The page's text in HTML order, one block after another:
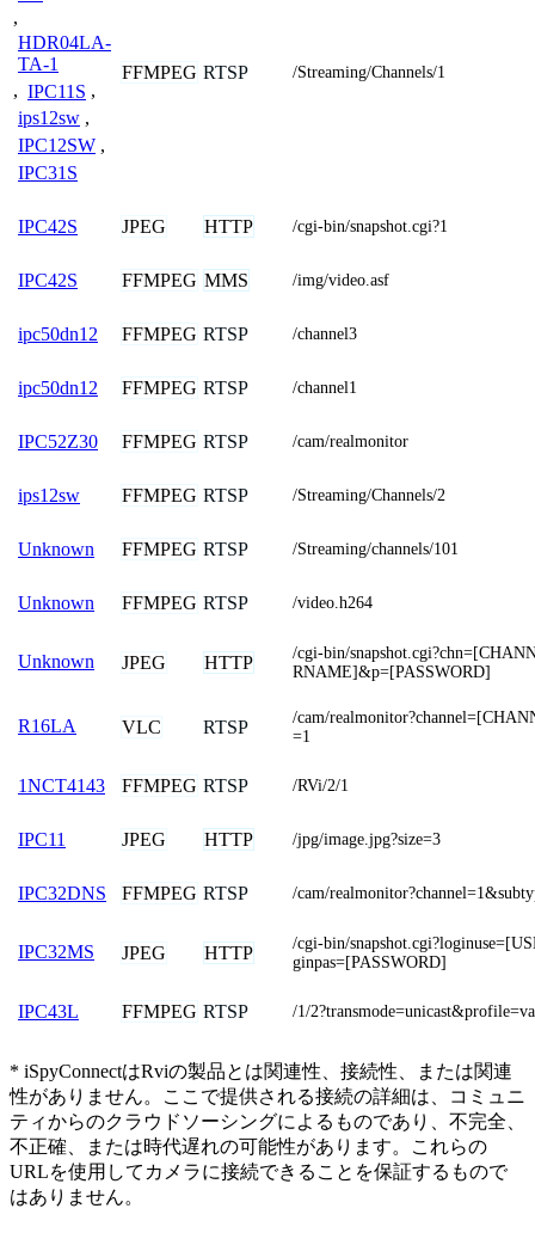
,
HDR04LA-
TA-1
, IPC11S ,
ips12sw ,
IPC12SW ,
IPC31S
FFMPEG RTSP /Streaming/Channels/1
IPC42S JPEG HTTP /cgi-bin/snapshot.cgi?1
IPC42S FFMPEG MMS /img/video.asf
ipc50dn12 FFMPEG RTSP /channel3
ipc50dn12 FFMPEG RTSP /channel1
IPC52Z30 FFMPEG RTSP /cam/realmonitor
ips12sw FFMPEG RTSP /Streaming/Channels/2
Unknown FFMPEG RTSP /Streaming/channels/101
Unknown FFMPEG RTSP /video.h264
Unknown JPEG HTTP
/cgi-bin/
RNAME]&p=[PASSWORD]
R16LA VLC RTSP
/cam/
=1
1NCT4143 FFMPEG RTSP /RVi/2/1
IPC11 JPEG HTTP /jpg/image.jpg?size=3
IPC32DNS FFMPEG RTSP /cam/
IPC32MS JPEG HTTP
/cgi-bin/
ginpas=[PASSWORD]
IPC43L FFMPEG RTSP /1/
* iSpyConnectはRviの製品とは関連性、接続性、または関連
性がありません。ここで提供される接続の詳細は、コミュニ
ティからのクラウドソーシングによるものであり、不完全、
不正確、または時代遅れの可能性があります。これらの
URLを使用してカメラに接続できることを保証するもので
はありません。